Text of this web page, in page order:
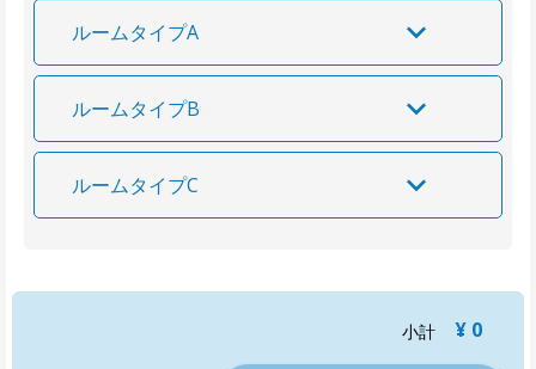
ルームタイプA
ルームタイプB
ルームタイプC
小計 ¥ 0